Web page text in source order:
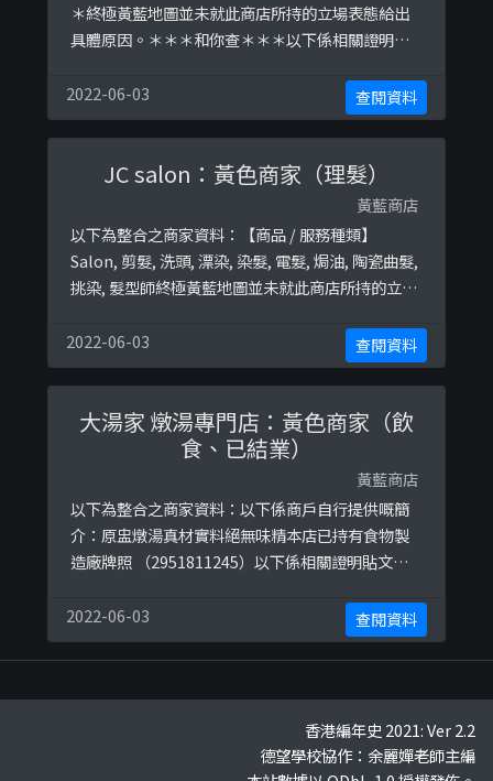
＊終極黃藍地圖並未就此商店所持的立場表態給出
具體原因。＊＊＊和你查＊＊＊以下係相關證明貼
https://www.facebook.com/dorpo.yuenlong/p
hotos/a.312314262686379/521614611756342h
ttps://www.facebook.com/dorpo.yuenlong/ph
otos/a.312 ...
2022-06-03 查閱資料
JC salon：黃色商家（理髮）
黃藍商店
以下為整合之商家資料：【商品 / 服務種類】
Salon, 剪髮, 洗頭, 漂染, 染髮, 電髮, 焗油, 陶瓷曲髮,
挑染, 髮型師終極黃藍地圖並未就此商店所持的立場
2022-06-03
查閱資料
大湯家 燉湯專門店：黃色商家（飲
食、已結業）
黃藍商店
以下為整合之商家資料：以下係商戶自行提供嘅簡
介：原盅燉湯真材實料絕無味精本店已持有食物製
造廠牌照 （2951811245）以下係相關證明貼文：
sts/1081311588877002https://www.facebook.
com/soupmasterhk/posts/1112621129079381
https://w ...
2022-06-03 查閱資料
香港編年史 2021: Ver 2.2
德望學校協作：余麗嬋老師主編